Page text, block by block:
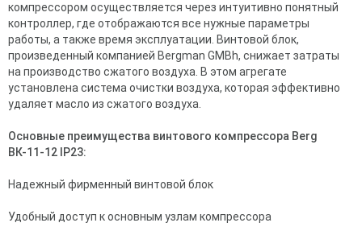
компрессором осуществляется через интуитивно понятный
контроллер, где отображаются все нужные параметры
работы, а также время эксплуатации. Винтовой блок,
произведенный компанией Bergman GMBh, снижает затраты
на производство сжатого воздуха. В этом агрегате
установлена система очистки воздуха, которая эффективно
удаляет масло из сжатого воздуха.
Основные преимущества винтового компрессора Berg
ВК-11-12 IP23:
Надежный фирменный винтовой блок
Удобный доступ к основным узлам компрессора